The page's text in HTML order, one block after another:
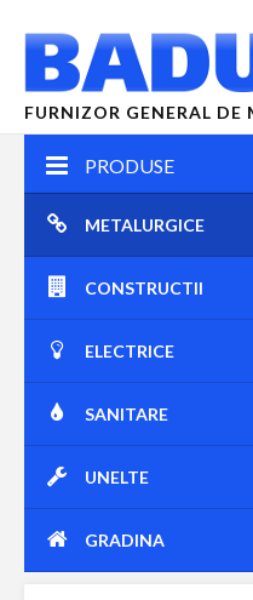
FURNIZOR GENERAL
PRODUSE
METALURGICE
CONSTRUCTII
ELECTRICE
SANITARE
UNELTE
GRADINA